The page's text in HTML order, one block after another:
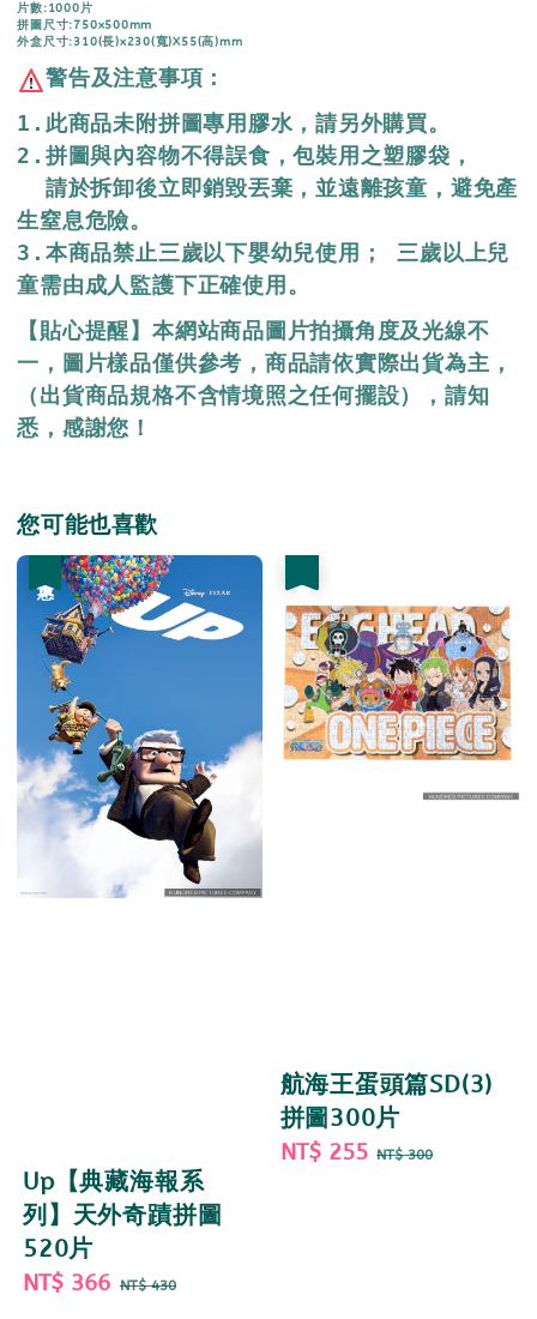
片數:1000片
拼圖尺寸:750x500mm
外盒尺寸:310(長)x230(寬)X55(高)mm
警告及注意事項：
1.此商品未附拼圖專用膠水，請另外購買。
2.拼圖與內容物不得誤食，包裝用之塑膠袋，
生窒息危險。
3.本商品禁止三歲以下嬰幼兒使用； 三歲以上兒
童需由成人監護下正確使用。
【貼心提醒】本網站商品圖片拍攝角度及光線不
一，圖片樣品僅供參考，商品請依實際出貨為主，
（出貨商品規格不含情境照之任何擺設），請知
悉，感謝您！
您可能也喜歡
Up【典藏海報系
列】天外奇蹟拼圖
520片
Sale
NT$ 366 Regular
NT$ 430
航海王蛋頭篇SD(3)
拼圖300片
Sale
NT$ 255 Regular
NT$ 300